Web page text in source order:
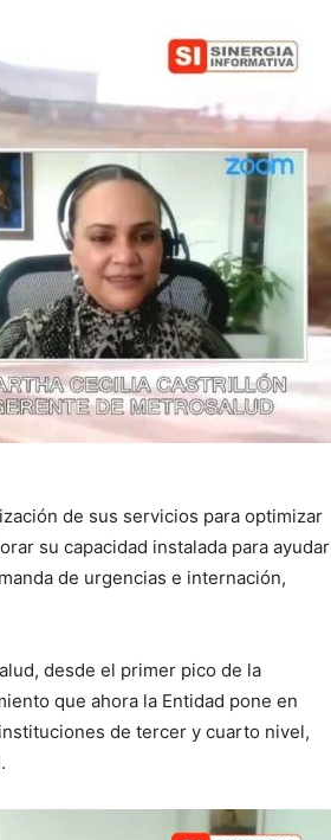
de sus servicios para optimizar
su capacidad instalada para ayudar
de urgencias e internación,
desde el primer pico de la
que ahora la Entidad pone en
de tercer y cuarto nivel,